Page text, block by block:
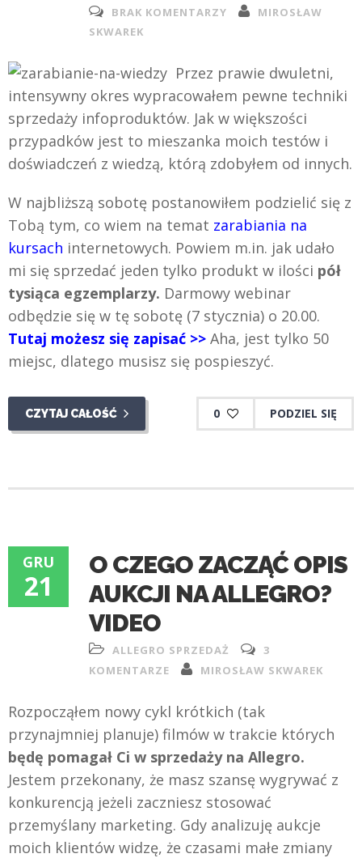
BRAK KOMENTARZY
MIROSŁAW
SKWAREK
Przez prawie dwuletni,
intensywny okres wypracowałem pewne techniki
sprzedaży infoproduktów. Jak w większości
przypadków jest to mieszanka moich testów i
doświadczeń z wiedzą, którą zdobyłem od innych.
W najbliższą sobotę postanowiłem podzielić się z
Tobą tym, co wiem na temat zarabiania na
kursach internetowych. Powiem m.in. jak udało
mi się sprzedać jeden tylko produkt w ilości pół
tysiąca egzemplarzy. Darmowy webinar
odbędzie się w tę sobotę (7 stycznia) o 20.00.
Tutaj możesz się zapisać >> Aha, jest tylko 50
miejsc, dlatego musisz się pospieszyć.
CZYTAJ CAŁOŚĆ 0 PODZIEL SIĘ
GRU
21
O CZEGO ZACZĄĆ OPIS
AUKCJI NA ALLEGRO?
VIDEO
ALLEGRO SPRZEDAŻ
3
KOMENTARZE
MIROSŁAW SKWAREK
Rozpocząłem nowy cykl krótkich (tak
przynajmniej planuje) filmów w trakcie których
będę pomagał Ci w sprzedaży na Allegro.
Jestem przekonany, że masz szansę wygrywać z
konkurencją jeżeli zaczniesz stosować
przemyślany marketing. Gdy analizuję aukcje
moich klientów widzę, że czasami małe zmiany